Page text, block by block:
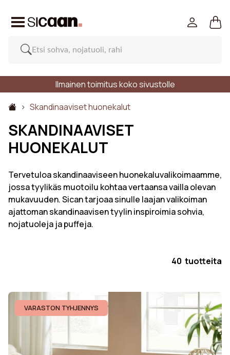
Ilmainen toimitus koko sivustolle
Skandinaaviset huonekalut
SKANDINAAVISET
HUONEKALUT
Tervetuloa skandinaaviseen huonekaluvalikoimaamme,
jossa tyylikäs muotoilu kohtaa vertaansa vailla olevan
mukavuuden. Sican tarjoaa sinulle laajan valikoiman
ajattoman skandinaavisen tyylin inspiroimia sohvia,
nojatuoleja ja puffeja.
40 tuotteita
VARASTON TYHJENNYS